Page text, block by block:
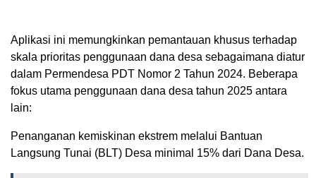
Aplikasi ini memungkinkan pemantauan khusus terhadap
skala prioritas penggunaan dana desa sebagaimana diatur
dalam Permendesa PDT Nomor 2 Tahun 2024. Beberapa
fokus utama penggunaan dana desa tahun 2025 antara
lain:
Penanganan kemiskinan ekstrem melalui Bantuan
Langsung Tunai (BLT) Desa minimal 15% dari Dana Desa.